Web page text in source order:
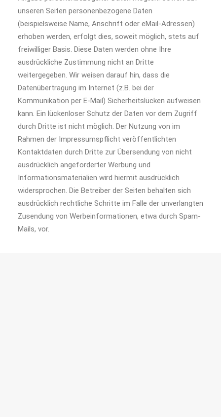
unseren Seiten personenbezogene Daten
(beispielsweise Name, Anschrift oder eMail-Adressen)
erhoben werden, erfolgt dies, soweit möglich, stets auf
freiwilliger Basis. Diese Daten werden ohne Ihre
ausdrückliche Zustimmung nicht an Dritte
weitergegeben. Wir weisen darauf hin, dass die
Datenübertragung im Internet (z.B. bei der
Kommunikation per E-Mail) Sicherheitslücken aufweisen
kann. Ein lückenloser Schutz der Daten vor dem Zugriff
durch Dritte ist nicht möglich. Der Nutzung von im
Rahmen der Impressumspflicht veröffentlichten
Kontaktdaten durch Dritte zur Übersendung von nicht
ausdrücklich angeforderter Werbung und
Informationsmaterialien wird hiermit ausdrücklich
widersprochen. Die Betreiber der Seiten behalten sich
ausdrücklich rechtliche Schritte im Falle der unverlangten
Zusendung von Werbeinformationen, etwa durch Spam-
Mails, vor.